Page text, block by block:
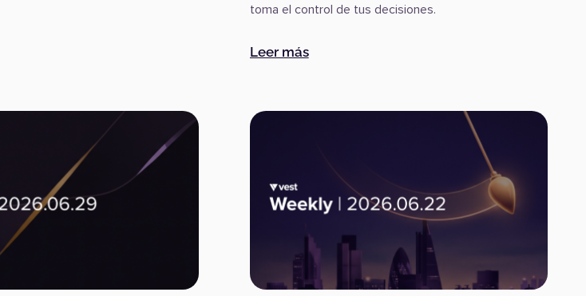
muestra resultados sólidos e inflación más moderada
toma el control de tus decisiones.
Leer más: